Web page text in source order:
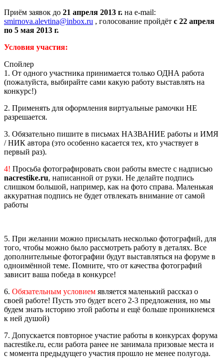
Приём заявок до 21 апреля 2013 г. на e-mail:
smirnova.alevtina@inbox.ru , голосование пройдёт с 22 апреля
по 5 мая 2013 г.
Условия участия:
Спойлер
1. От одного участника принимается только ОДНА работа
(пожалуйста, выбирайте сами какую работу выставлять на
конкурс!)
2. Применять для оформления виртуальные рамочки НЕ
разрешается.
3. Обязательно пишите в письмах НАЗВАНИЕ работы и ИМЯ
/ НИК автора (это особенно касается тех, кто участвует в
первый раз).
4! Просьба фотографировать свои работы вместе с надписью
nacrestike.ru, написанной от руки. Не делайте подпись
слишком большой, например, как на фото справа. Маленькая
аккуратная подпись не будет отвлекать внимание от самой
работы
5. При желании можно присылать несколько фотографий, для
того, чтобы можно было рассмотреть работу в деталях. Все
дополнительные фотографии будут выставляться на форуме в
одноимённой теме. Помните, что от качества фотографий
зависит ваша победа в конкурсе!
6. Обязательным условием является маленький рассказ о
своей работе! Пусть это будет всего 2-3 предложения, но мы
будем знать историю этой работы и ещё больше проникнемся
к ней душой)
7. Допускается повторное участие работы в конкурсах форума
nacrestike.ru, если работа ранее не занимала призовые места и
с момента предыдущего участия прошло не менее полугода.